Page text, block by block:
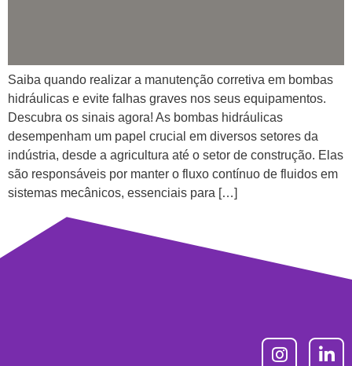
Saiba quando realizar a manutenção corretiva em bombas
hidráulicas e evite falhas graves nos seus equipamentos.
Descubra os sinais agora! As bombas hidráulicas
desempenham um papel crucial em diversos setores da
indústria, desde a agricultura até o setor de construção. Elas
são responsáveis por manter o fluxo contínuo de fluidos em
sistemas mecânicos, essenciais para […]